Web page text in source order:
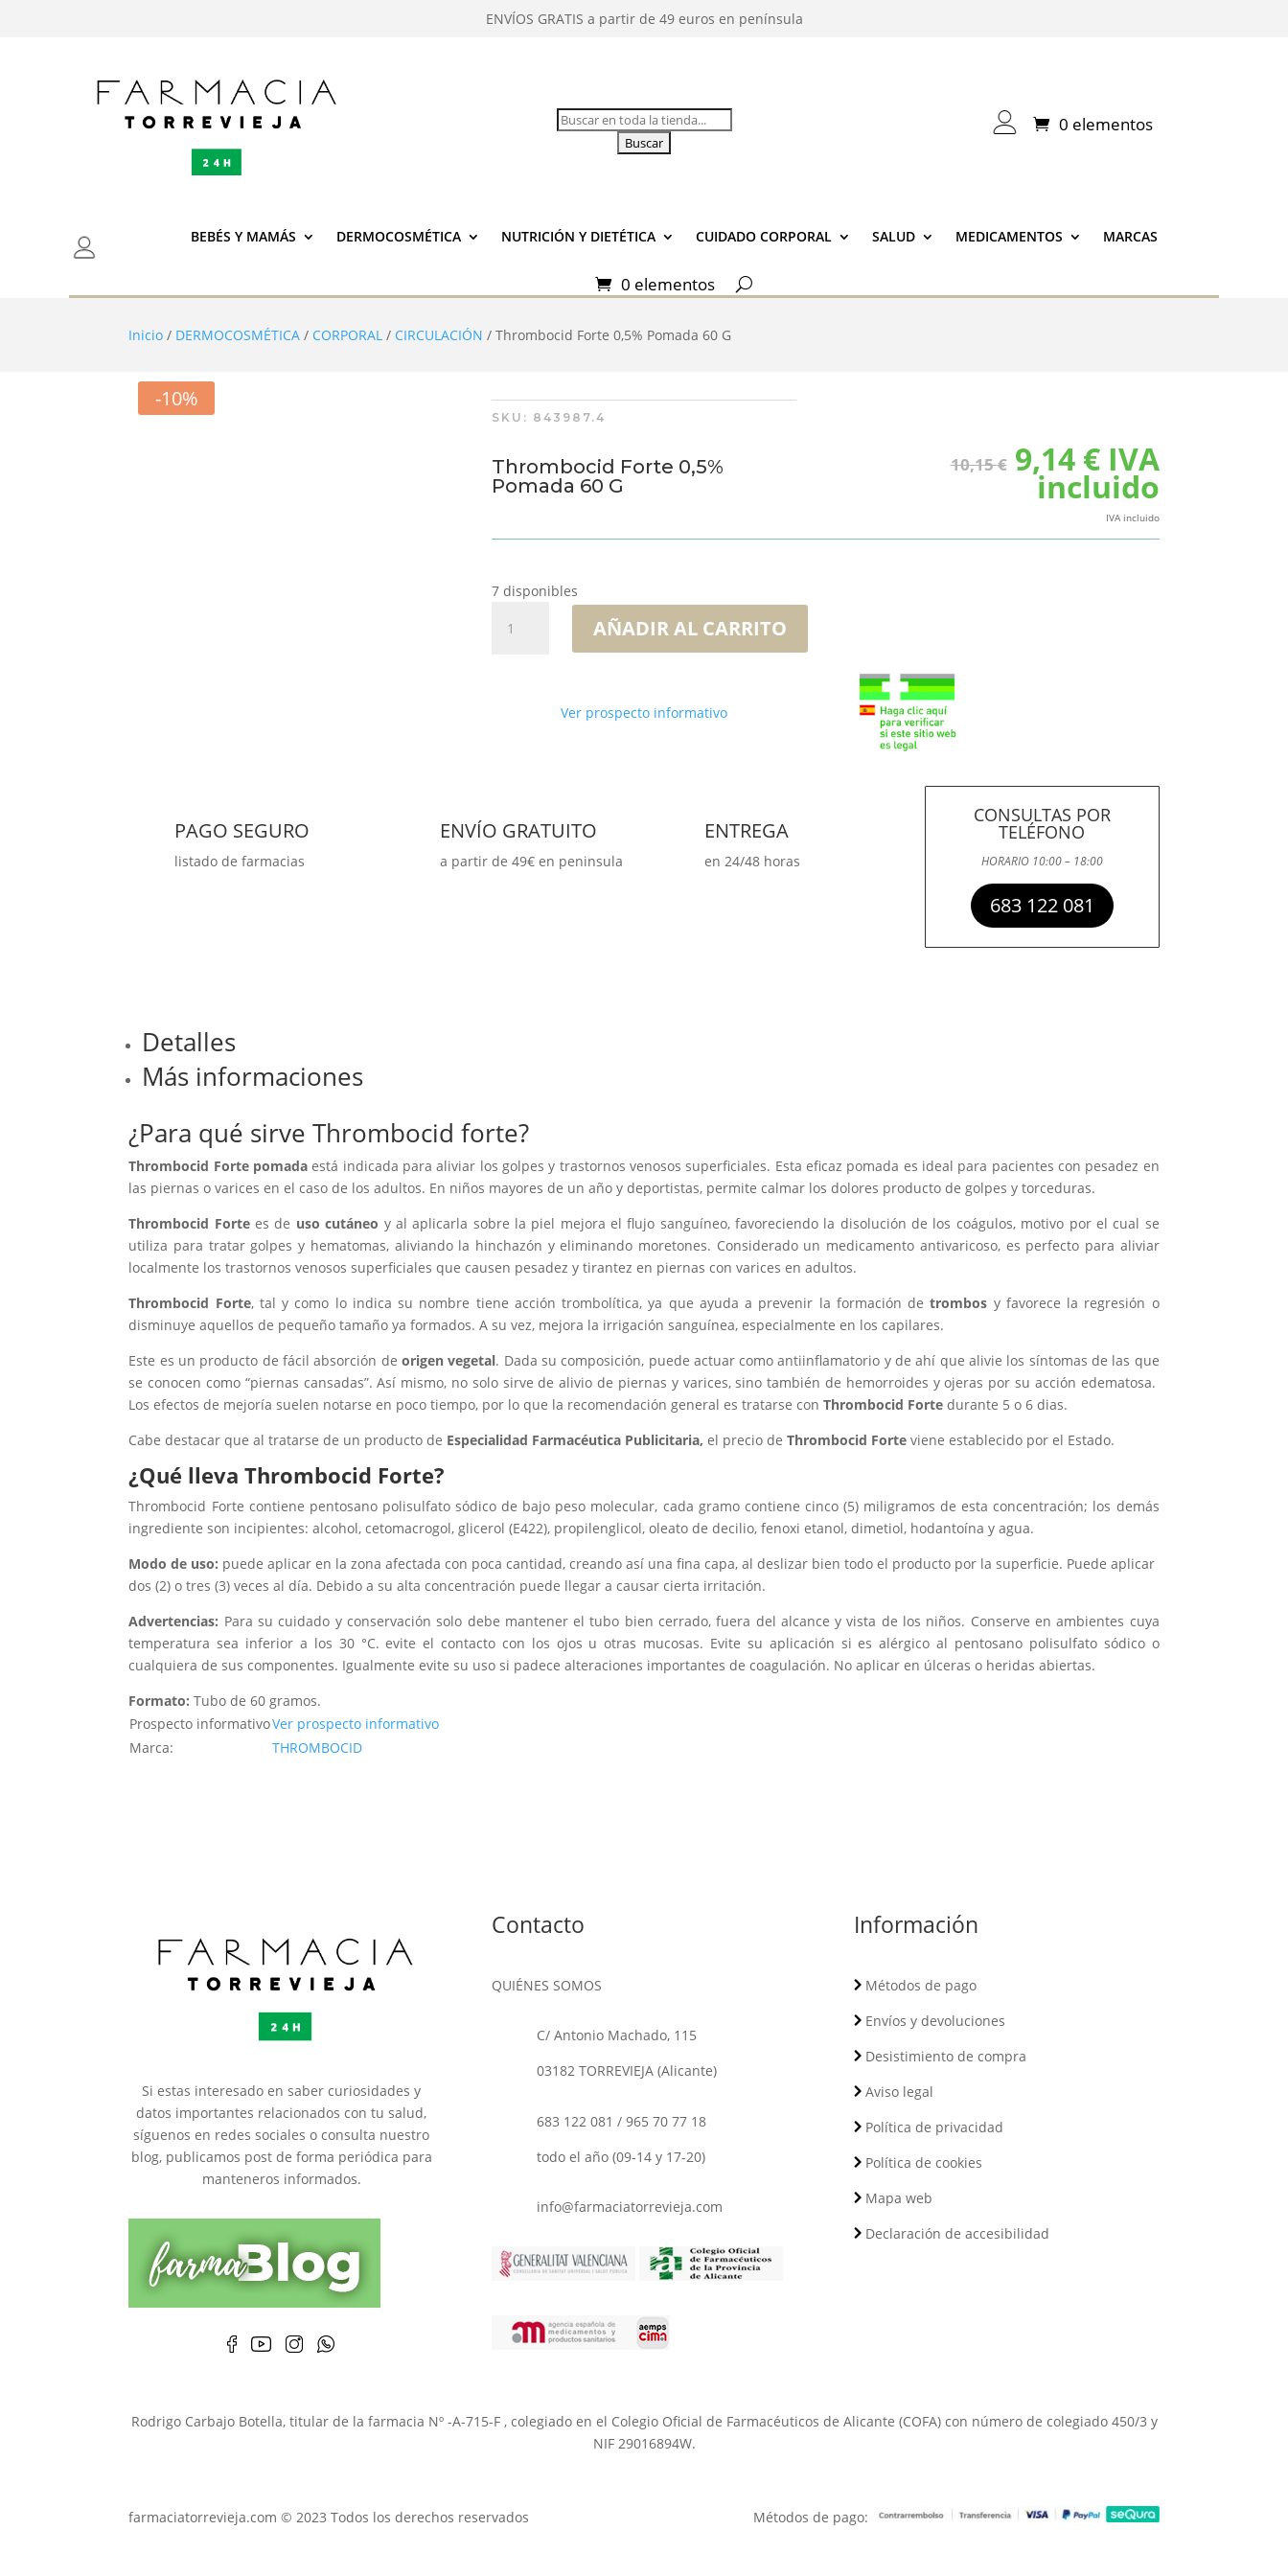
ENVÍOS GRATIS a partir de 49 euros en península
Buscar: 0 elementos
BEBÉS Y MAMÁS DERMOCOSMÉTICA NUTRICIÓN Y DIETÉTICA CUIDADO CORPORAL SALUD MEDICAMENTOS MARCAS
0 elementos
Inicio / DERMOCOSMÉTICA / CORPORAL / CIRCULACIÓN / Thrombocid Forte 0,5% Pomada 60 G
-10%
SKU: 843987.4
Thrombocid Forte 0,5%
Pomada 60 G
10,15€ El
precio
original
10,15 €.
9,14 €El
precio
actual
es:
9,14 €.
IVA
incluido
IVA incluido
7 disponibles
Forte
AÑADIR AL CARRITO
Ver prospecto informativo
PAGO SEGURO
listado de farmacias
ENVÍO GRATUITO
a partir de 49€ en peninsula
ENTREGA
en 24/48 horas
CONSULTAS POR
TELÉFONO
HORARIO 10:00 – 18:00
683 122 081
Detalles
Más informaciones
¿Para qué sirve Thrombocid forte?
Thrombocid Fortepomadaestá indicada para aliviar los golpes y trastornos venosos superficiales. Esta eficaz pomada es ideal para pacientes con pesadez en
las piernas o varices en el caso de los adultos. En niños mayores de un año y deportistas, permite calmar los dolores producto de golpes y torceduras.
Thrombocid Fortees de uso cutáneo y al aplicarla sobre la piel mejora el flujo sanguíneo, favoreciendo la disolución de los coágulos, motivo por el cual se
utiliza para tratar golpes y hematomas, aliviando la hinchazón y eliminando moretones. Considerado un medicamento antivaricoso, es perfecto para aliviar
localmente los trastornos venosos superficiales que causen pesadez y tirantez en piernas con varices en adultos.
Thrombocid Forte, tal y como lo indica su nombre tiene acción trombolítica, ya que ayuda a prevenir la formación detrombos y favorece la regresión o
disminuye aquellos de pequeño tamaño ya formados. A su vez, mejora la irrigación sanguínea, especialmente en los capilares.
Este es un producto de fácil absorción de origen vegetal. Dada su composición, puede actuar como antiinflamatorio y de ahí que alivie los síntomas de las que
se conocen como “piernas cansadas”. Así mismo, no solo sirve de alivio de piernas y varices, sino también de hemorroides y ojeras por su acción edematosa.
Los efectos de mejoría suelen notarse en poco tiempo, por lo que la recomendación general es tratarse conThrombocid Fortedurante 5 o 6 dias.
Cabe destacar que al tratarse de un producto de Especialidad Farmacéutica Publicitaria,el precio deThrombocid Forteviene establecido por el Estado.
¿Qué llevaThrombocid Forte?
Thrombocid Forte contiene pentosano polisulfato sódico de bajo peso molecular, cada gramo contiene cinco (5) miligramos de esta concentración; los demás
ingrediente son incipientes: alcohol, cetomacrogol, glicerol (E422), propilenglicol, oleato de decilio, fenoxi etanol, dimetiol, hodantoína y agua.
Modo de uso: puede aplicar en la zona afectada con poca cantidad, creando así una fina capa, al deslizar bien todo el producto por la superficie. Puede aplicar
dos (2) o tres (3) veces al día. Debido a su alta concentración puede llegar a causar cierta irritación.
Advertencias: Para su cuidado y conservación solo debe mantener el tubo bien cerrado, fuera del alcance y vista de los niños. Conserve en ambientes cuya
temperatura sea inferior a los 30 °C. evite el contacto con los ojos u otras mucosas. Evite su aplicación si es alérgico al pentosano polisulfato sódico o
cualquiera de sus componentes. Igualmente evite su uso si padece alteraciones importantes de coagulación. No aplicar en úlceras o heridas abiertas.
Formato: Tubo de 60 gramos.
Prospecto informativoVer prospecto informativo
Marca:
THROMBOCID
Si estas interesado en saber curiosidades y
datos importantes relacionados con tu salud,
síguenos en redes sociales o consulta nuestro
blog, publicamos post de forma periódica para
manteneros informados.
Contacto
QUIÉNES SOMOS
C/ Antonio Machado, 115
03182 TORREVIEJA (Alicante)
683 122 081 / 965 70 77 18
todo el año (09-14 y 17-20)
info@farmaciatorrevieja.com
Información
Métodos de pago
Envíos y devoluciones
Desistimiento de compra
Aviso legal
Política de privacidad
Política de cookies
Mapa web
Declaración de accesibilidad
Rodrigo Carbajo Botella, titular de la farmacia Nº -A-715-F , colegiado en el Colegio Oficial de Farmacéuticos de Alicante (COFA) con número de colegiado 450/3 y
NIF 29016894W.
farmaciatorrevieja.com © 2023 Todos los derechos reservados Métodos de pago: